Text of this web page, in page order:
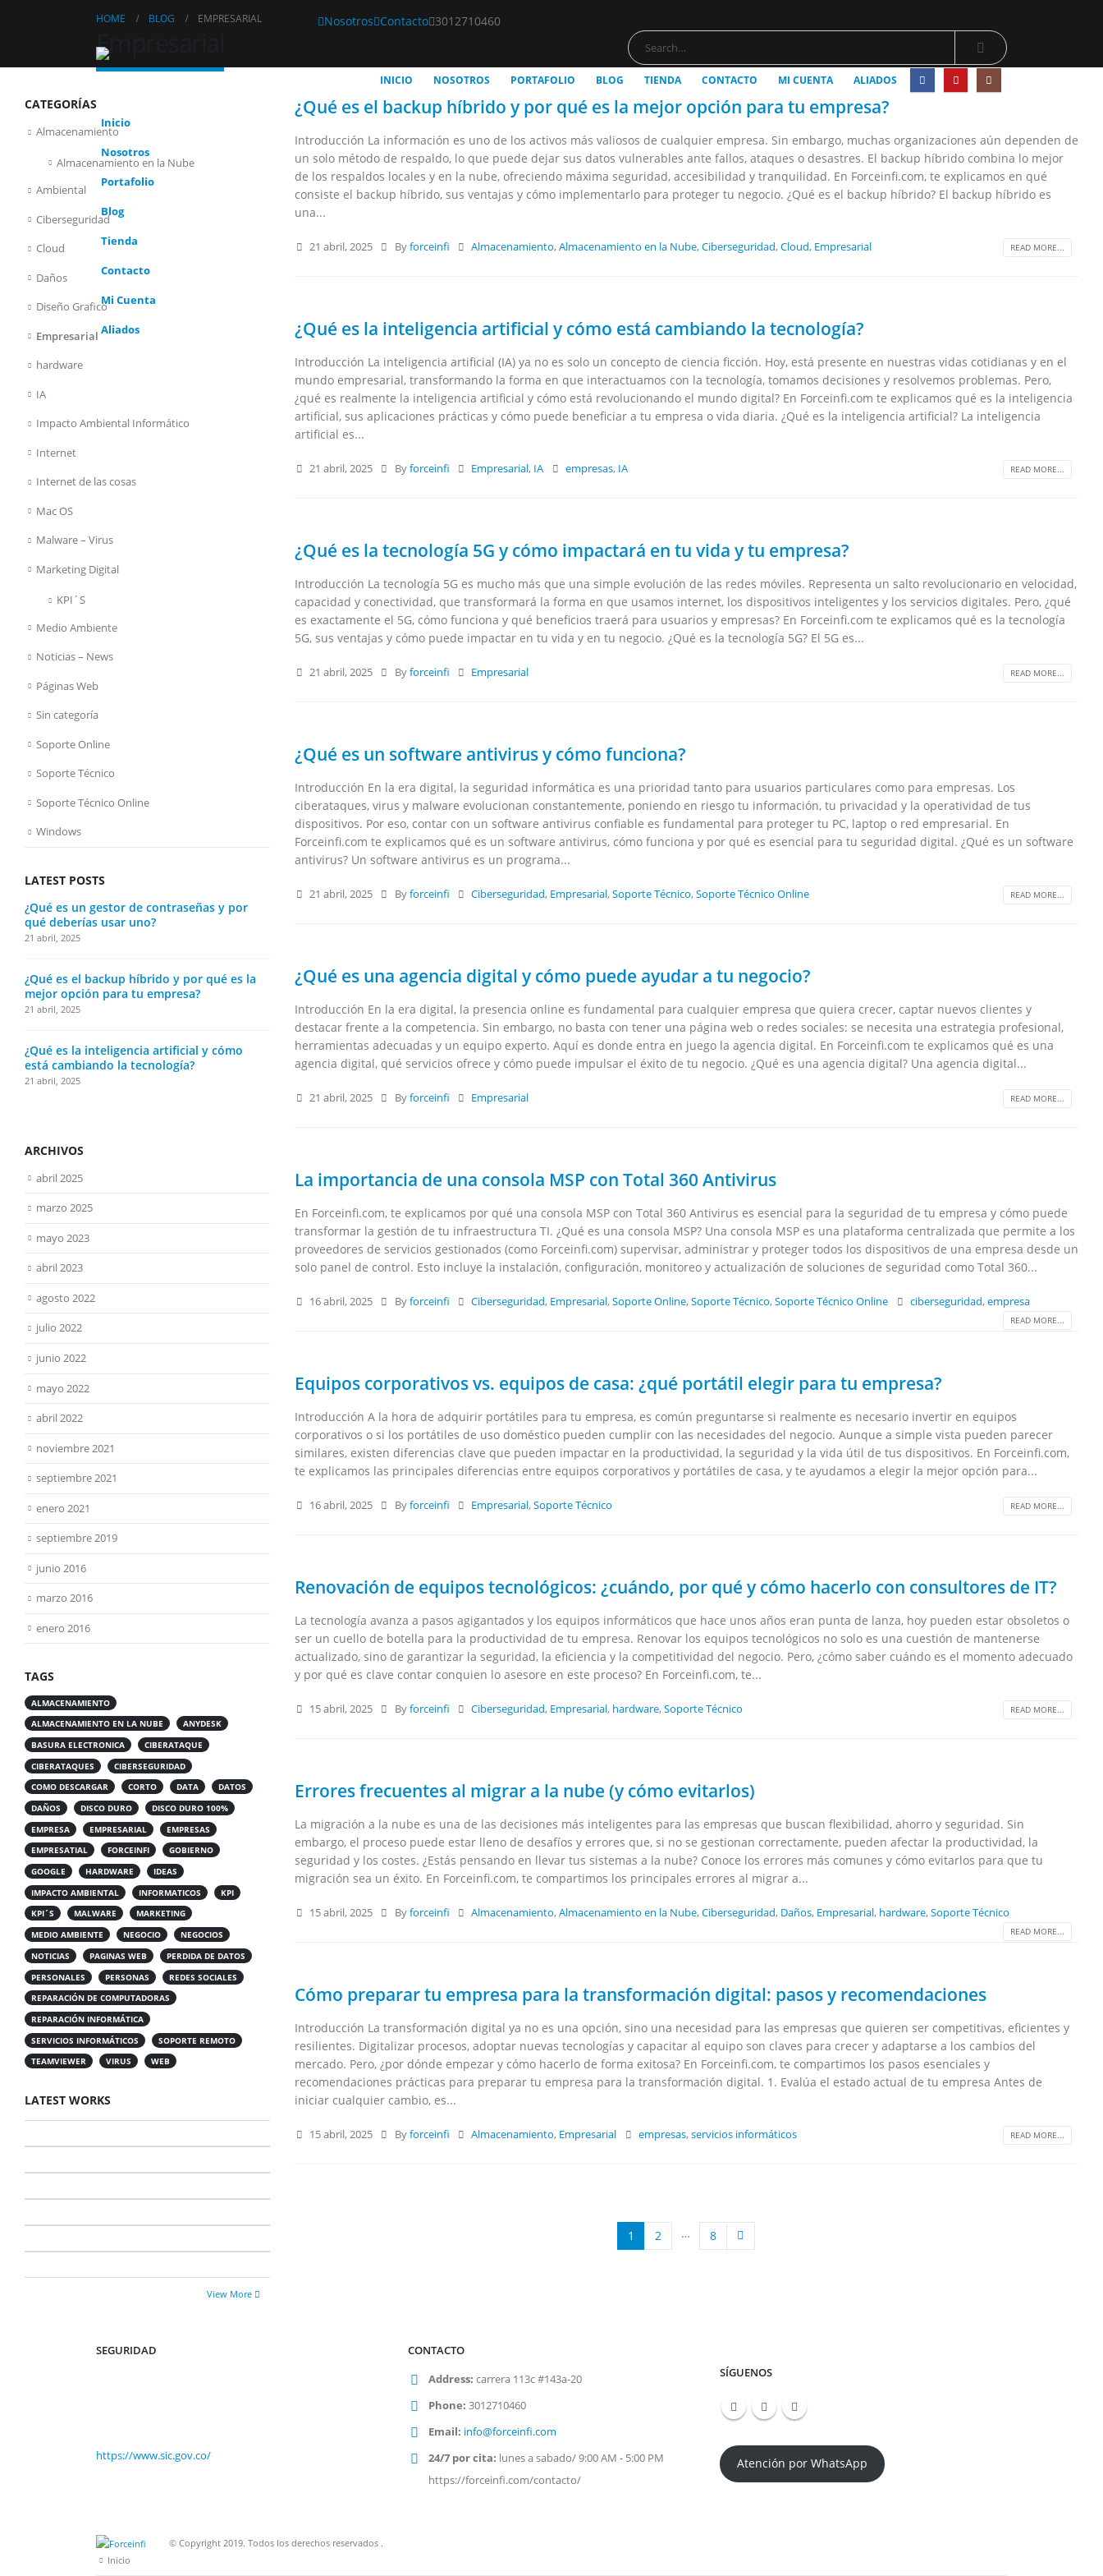
Nosotros Contacto 3012710460
INICIO NOSOTROS PORTAFOLIO BLOG TIENDA CONTACTO MI CUENTA ALIADOS
Inicio
Nosotros
Portafolio
Blog
Tienda
Contacto
Mi Cuenta
Aliados
HOME BLOG EMPRESARIAL
Empresarial
¿Qué es el backup híbrido y por qué es la mejor opción para tu empresa?
Introducción La información es uno de los activos más valiosos de cualquier empresa. Sin embargo, muchas organizaciones aún dependen de
un solo método de respaldo, lo que puede dejar sus datos vulnerables ante fallos, ataques o desastres. El backup híbrido combina lo mejor
de los respaldos locales y en la nube, ofreciendo máxima seguridad, accesibilidad y tranquilidad. En Forceinfi.com, te explicamos en qué
consiste el backup híbrido, sus ventajas y cómo implementarlo para proteger tu negocio. ¿Qué es el backup híbrido? El backup híbrido es
una...
21 abril, 2025 Byforceinfi Almacenamiento,Almacenamiento en la Nube,Ciberseguridad,Cloud, Empresarial READ MORE...
¿Qué es la inteligencia artificial y cómo está cambiando la tecnología?
Introducción La inteligencia artificial (IA) ya no es solo un concepto de ciencia ficción. Hoy, está presente en nuestras vidas cotidianas y en el
mundo empresarial, transformando la forma en que interactuamos con la tecnología, tomamos decisiones y resolvemos problemas. Pero,
¿qué es realmente la inteligencia artificial y cómo está revolucionando el mundo digital? En Forceinfi.com te explicamos qué es la inteligencia
artificial, sus aplicaciones prácticas y cómo puede beneficiar a tu empresa o vida diaria. ¿Qué es la inteligencia artificial? La inteligencia
artificial es...
21 abril, 2025 Byforceinfi Empresarial, IA empresas, IA READ MORE...
¿Qué es la tecnología 5G y cómo impactará en tu vida y tu empresa?
Introducción La tecnología 5G es mucho más que una simple evolución de las redes móviles. Representa un salto revolucionario en velocidad,
capacidad y conectividad, que transformará la forma en que usamos internet, los dispositivos inteligentes y los servicios digitales. Pero, ¿qué
es exactamente el 5G, cómo funciona y qué beneficios traerá para usuarios y empresas? En Forceinfi.com te explicamos qué es la tecnología
5G, sus ventajas y cómo puede impactar en tu vida y en tu negocio. ¿Qué es la tecnología 5G? El 5G es...
21 abril, 2025 Byforceinfi Empresarial READ MORE...
¿Qué es un software antivirus y cómo funciona?
Introducción En la era digital, la seguridad informática es una prioridad tanto para usuarios particulares como para empresas. Los
ciberataques, virus y malware evolucionan constantemente, poniendo en riesgo tu información, tu privacidad y la operatividad de tus
dispositivos. Por eso, contar con un software antivirus confiable es fundamental para proteger tu PC, laptop o red empresarial. En
Forceinfi.com te explicamos qué es un software antivirus, cómo funciona y por qué es esencial para tu seguridad digital. ¿Qué es un software
antivirus? Un software antivirus es un programa...
21 abril, 2025 Byforceinfi Ciberseguridad, Empresarial,Soporte Técnico,Soporte Técnico Online READ MORE...
¿Qué es una agencia digital y cómo puede ayudar a tu negocio?
Introducción En la era digital, la presencia online es fundamental para cualquier empresa que quiera crecer, captar nuevos clientes y
destacar frente a la competencia. Sin embargo, no basta con tener una página web o redes sociales: se necesita una estrategia profesional,
herramientas adecuadas y un equipo experto. Aquí es donde entra en juego la agencia digital. En Forceinfi.com te explicamos qué es una
agencia digital, qué servicios ofrece y cómo puede impulsar el éxito de tu negocio. ¿Qué es una agencia digital? Una agencia digital...
21 abril, 2025 Byforceinfi Empresarial READ MORE...
La importancia de una consola MSP con Total 360 Antivirus
En Forceinfi.com, te explicamos por qué una consola MSP con Total 360 Antivirus es esencial para la seguridad de tu empresa y cómo puede
transformar la gestión de tu infraestructura TI. ¿Qué es una consola MSP? Una consola MSP es una plataforma centralizada que permite a los
proveedores de servicios gestionados (como Forceinfi.com) supervisar, administrar y proteger todos los dispositivos de una empresa desde un
solo panel de control. Esto incluye la instalación, configuración, monitoreo y actualización de soluciones de seguridad como Total 360...
16 abril, 2025 Byforceinfi Ciberseguridad, Empresarial,Soporte Online,Soporte Técnico,Soporte Técnico Online ciberseguridad,empresa
READ MORE...
Equipos corporativos vs. equipos de casa: ¿qué portátil elegir para tu empresa?
Introducción A la hora de adquirir portátiles para tu empresa, es común preguntarse si realmente es necesario invertir en equipos
corporativos o si los portátiles de uso doméstico pueden cumplir con las necesidades del negocio. Aunque a simple vista pueden parecer
similares, existen diferencias clave que pueden impactar en la productividad, la seguridad y la vida útil de tus dispositivos. En Forceinfi.com,
te explicamos las principales diferencias entre equipos corporativos y portátiles de casa, y te ayudamos a elegir la mejor opción para...
16 abril, 2025 Byforceinfi Empresarial,Soporte Técnico READ MORE...
Renovación de equipos tecnológicos: ¿cuándo, por qué y cómo hacerlo con consultores de IT?
La tecnología avanza a pasos agigantados y los equipos informáticos que hace unos años eran punta de lanza, hoy pueden estar obsoletos o
ser un cuello de botella para la productividad de tu empresa. Renovar los equipos tecnológicos no solo es una cuestión de mantenerse
actualizado, sino de garantizar la seguridad, la eficiencia y la competitividad del negocio. Pero, ¿cómo saber cuándo es el momento adecuado
y por qué es clave contar conquien lo asesore en este proceso? En Forceinfi.com, te...
15 abril, 2025 Byforceinfi Ciberseguridad, Empresarial, hardware,Soporte Técnico READ MORE...
Errores frecuentes al migrar a la nube (y cómo evitarlos)
La migración a la nube es una de las decisiones más inteligentes para las empresas que buscan flexibilidad, ahorro y seguridad. Sin
embargo, el proceso puede estar lleno de desafíos y errores que, si no se gestionan correctamente, pueden afectar la productividad, la
seguridad y los costes. ¿Estás pensando en llevar tus sistemas a la nube? Conoce los errores más comunes y cómo evitarlos para que tu
migración sea un éxito. En Forceinfi.com, te compartimos los principales errores al migrar a...
15 abril, 2025 Byforceinfi Almacenamiento,Almacenamiento en la Nube,Ciberseguridad, Daños, Empresarial, hardware,Soporte Técnico
READ MORE...
Cómo preparar tu empresa para la transformación digital: pasos y recomendaciones
Introducción La transformación digital ya no es una opción, sino una necesidad para las empresas que quieren ser competitivas, eficientes y
resilientes. Digitalizar procesos, adoptar nuevas tecnologías y capacitar al equipo son claves para crecer y adaptarse a los cambios del
mercado. Pero, ¿por dónde empezar y cómo hacerlo de forma exitosa? En Forceinfi.com, te compartimos los pasos esenciales y
recomendaciones prácticas para preparar tu empresa para la transformación digital. 1. Evalúa el estado actual de tu empresa Antes de
iniciar cualquier cambio, es...
15 abril, 2025 Byforceinfi Almacenamiento, Empresarial empresas,servicios informáticos READ MORE...
1 2 … 8
CATEGORÍAS
Almacenamiento
Almacenamiento en la Nube
Ambiental
Ciberseguridad
Cloud
Daños
Diseño Grafico
Empresarial
hardware
IA
Impacto Ambiental Informático
Internet
Internet de las cosas
Mac OS
Malware – Virus
Marketing Digital
KPI´S
Medio Ambiente
Noticias – News
Páginas Web
Sin categoría
Soporte Online
Soporte Técnico
Soporte Técnico Online
Windows
LATEST POSTS
¿Qué es un gestor de contraseñas y por
qué deberías usar uno?
21 abril, 2025
¿Qué es el backup híbrido y por qué es la
mejor opción para tu empresa?
21 abril, 2025
¿Qué es la inteligencia artificial y cómo
está cambiando la tecnología?
21 abril, 2025
¿Cómo elegir el mejor monitor para tu PC o
21 abril, 2025
¿Qué es un software antivirus y cómo
funciona?
ARCHIVOS
abril 2025
marzo 2025
mayo 2023
abril 2023
agosto 2022
julio 2022
junio 2022
mayo 2022
abril 2022
noviembre 2021
septiembre 2021
enero 2021
septiembre 2019
junio 2016
marzo 2016
enero 2016
TAGS
ALMACENAMIENTO
ALMACENAMIENTO EN LA NUBE
ANYDESK
BASURA ELECTRONICA
CIBERATAQUE
CIBERATAQUES
CIBERSEGURIDAD
COMO DESCARGAR
CORTO DATA
DATOS
DAÑOS
DISCO DURO
DISCO DURO 100%
EMPRESA
EMPRESARIAL
EMPRESAS
EMPRESATIAL
FORCEINFI
GOBIERNO
GOOGLE
HARDWARE
IDEAS
IMPACTO AMBIENTAL
INFORMATICOS
KPI
KPI´S
MALWARE
MARKETING
MEDIO AMBIENTE
NEGOCIO
NEGOCIOS
NOTICIAS
PAGINAS WEB
PERDIDA DE DATOS
PERSONALES
PERSONAS
REDES SOCIALES
REPARACIÓN DE COMPUTADORAS
REPARACIÓN INFORMÁTICA
SERVICIOS INFORMÁTICOS
SOPORTE REMOTO
TEAMVIEWER
VIRUS WEB
LATEST WORKS
View More
SEGURIDAD
https://www.sic.gov.co/
CONTACTO
Address: carrera 113c #143a-20
Phone: 3012710460
Email: info@forceinfi.com
24/7 por cita: lunes a sabado/ 9:00 AM - 5:00 PM
https://forceinfi.com/contacto/
SÍGUENOS
Atención por WhatsApp
© Copyright 2019. Todos los derechos reservados .
Inicio